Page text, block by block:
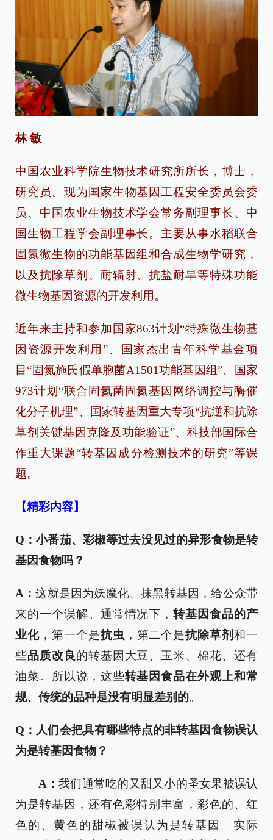
林 敏
中国农业科学院生物技术研究所所长，博士，
研究员。现为国家生物基因工程安全委员会委
员、中国农业生物技术学会常务副理事长、中
国生物工程学会副理事长。主要从事水稻联合
固氮微生物的功能基因组和合成生物学研究，
以及抗除草剂、耐辐射、抗盐耐旱等特殊功能
微生物基因资源的开发利用。
近年来主持和参加国家863计划“特殊微生物基
因资源开发利用”、国家杰出青年科学基金项
目“固氮施氏假单胞菌A1501功能基因组”、国家
973计划“联合固氮菌固氮基因网络调控与酶催
化分子机理”、国家转基因重大专项“抗逆和抗除
草剂关键基因克隆及功能验证”、科技部国际合
作重大课题“转基因成分检测技术的研究”等课
题。
【精彩内容】
Q：小番茄、彩椒等过去没见过的异形食物是转
基因食物吗？
A：这就是因为妖魔化、抹黑转基因，给公众带
来的一个误解。通常情况下，转基因食品的产
业化，第一个是抗虫 ，第二个是抗除草剂和一
些品质改良的转基因大豆、玉米、棉花、还有
油菜。所以说，这些转基因食品在外观上和常
规、传统的品种是没有明显差别的。
Q：人们会把具有哪些特点的非转基因食物误认
为是转基因食物？
A： 我们通常吃的又甜又小的圣女果被误认
为是转基因，还有色彩特别丰富，彩色的、红
色的、黄色的甜椒被误认为是转基因。实际